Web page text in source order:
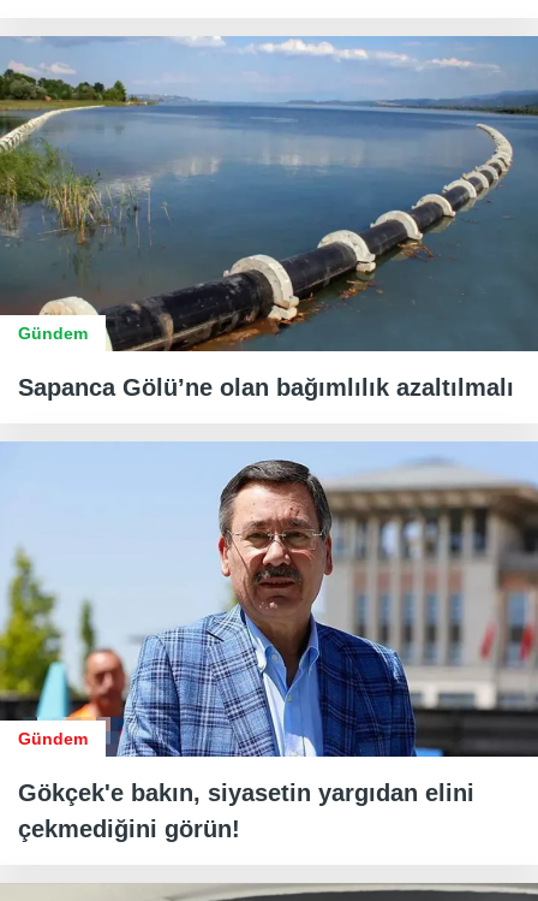
Gündem
Sapanca Gölü’ne olan bağımlılık azaltılmalı
Gündem
Gökçek'e bakın, siyasetin yargıdan elini
çekmediğini görün!